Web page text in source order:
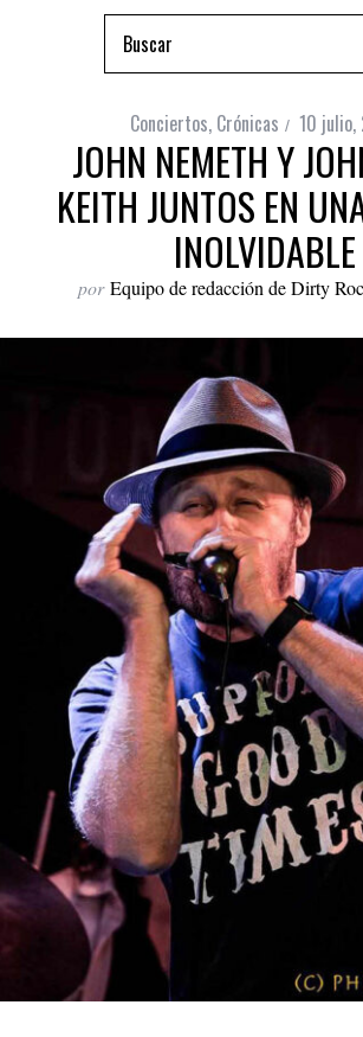
Conciertos, Crónicas 10 julio,
JOHN NEMETH Y
KEITH JUNTOS EN
INOLVIDABLE
por Equipo de redacción de Dirty